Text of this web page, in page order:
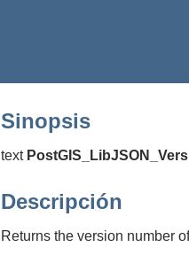
Sinopsis
text
Descripción
Returns the version number